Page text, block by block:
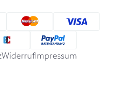
WiderrufImpressum